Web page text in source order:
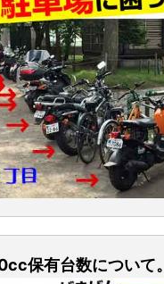
保有台数について。